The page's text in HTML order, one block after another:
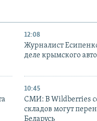
12:08
Журналист
деле крымского
10:45
СМИ: В Wildberries
складов могут
Беларусь